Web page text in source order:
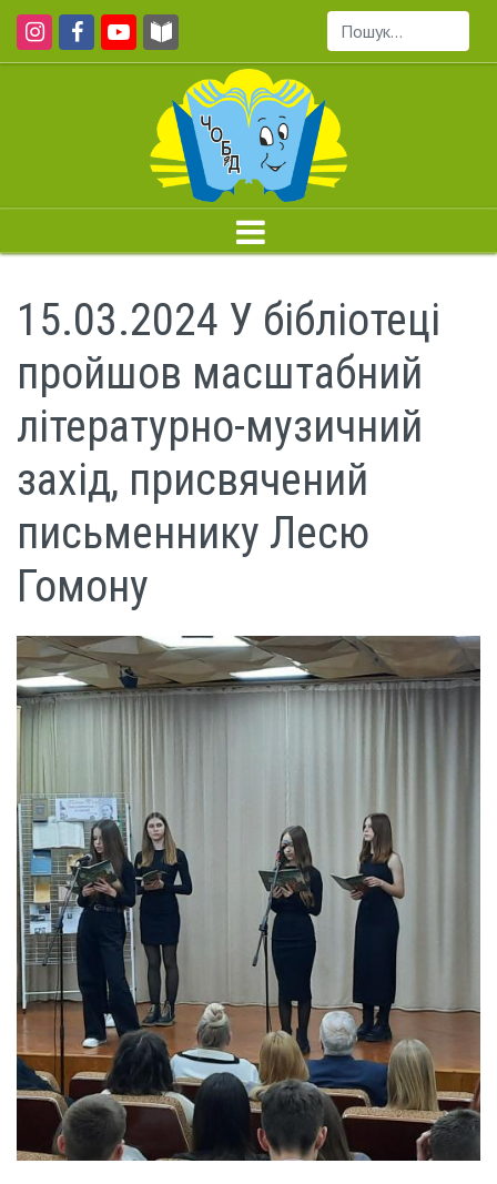
Пошук...
15.03.2024 У бібліотеці
пройшов масштабний
літературно-музичний
захід, присвячений
письменнику Лесю
Гомону